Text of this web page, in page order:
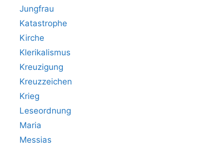
Jungfrau
Katastrophe
Kirche
Klerikalismus
Kreuzigung
Kreuzzeichen
Krieg
Leseordnung
Maria
Messias